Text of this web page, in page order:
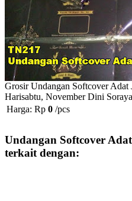
Grosir Undangan Softcover
Harisabtu, November Dini Soraya
Harga: Rp 0 /pcs
Undangan Softcover
terkait dengan: